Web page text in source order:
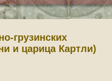
грузинских
и царица Картли)